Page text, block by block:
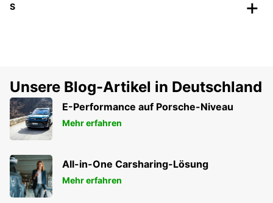
S
Unsere Blog-Artikel in Deutschland
E-Performance auf Porsche-Niveau
Mehr erfahren
All-in-One Carsharing-Lösung
Mehr erfahren